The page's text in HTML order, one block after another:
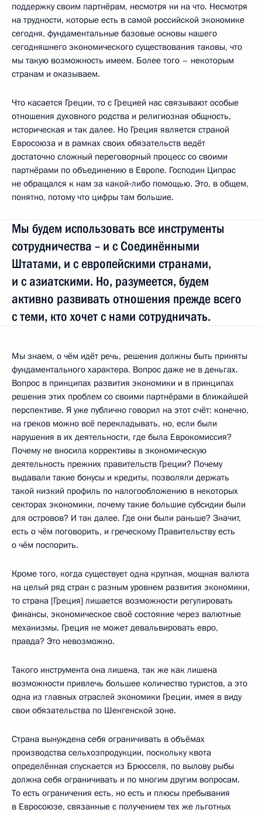
поддержку своим партнёрам, несмотря ни на что. Несмотря
на трудности, которые есть в самой российской экономике
сегодня, фундаментальные базовые основы нашего
сегодняшнего экономического существования таковы, что
мы такую возможность имеем. Более того – некоторым
странам и оказываем.
Что касается Греции, то с Грецией нас связывают особые
отношения духовного родства и религиозная общность,
историческая и так далее. Но Греция является страной
Евросоюза и в рамках своих обязательств ведёт
достаточно сложный переговорный процесс со своими
партнёрами по объединению в Европе. Господин Ципрас
не обращался к нам за какой‑либо помощью. Это, в общем,
понятно, потому что цифры там большие.
Мы будем использовать все инструменты
сотрудничества – и с Соединёнными
Штатами, и с европейскими странами,
и с азиатскими. Но, разумеется, будем
активно развивать отношения прежде всего
с теми, кто хочет с нами сотрудничать.
Мы знаем, о чём идёт речь, решения должны быть приняты
фундаментального характера. Вопрос даже не в деньгах.
Вопрос в принципах развития экономики и в принципах
решения этих проблем со своими партнёрами в ближайшей
перспективе. Я уже публично говорил на этот счёт: конечно,
на греков можно всё перекладывать, но, если были
нарушения в их деятельности, где была Еврокомиссия?
Почему не вносила коррективы в экономическую
деятельность прежних правительств Греции? Почему
выдавали такие бонусы и кредиты, позволяли держать
такой низкий профиль по налогообложению в некоторых
секторах экономики, почему такие большие субсидии были
для островов? И так далее. Где они были раньше? Значит,
есть о чём поговорить, и греческому Правительству есть
о чём поспорить.
Кроме того, когда существует одна крупная, мощная валюта
на целый ряд стран с разным уровнем развития экономики,
то страна [Греция] лишается возможности регулировать
финансы, экономическое своё состояние через валютные
механизмы. Греция не может девальвировать евро,
правда? Это невозможно.
Такого инструмента она лишена, так же как лишена
возможности привлечь большее количество туристов, а это
одна из главных отраслей экономики Греции, имея в виду
свои обязательства по Шенгенской зоне.
Страна вынуждена себя ограничивать в объёмах
производства сельхозпродукции, поскольку квота
определённая спускается из Брюсселя, по вылову рыбы
должна себя ограничивать и по многим другим вопросам.
То есть ограничения есть, но есть и плюсы пребывания
в Евросоюзе, связанные с получением тех же льготных